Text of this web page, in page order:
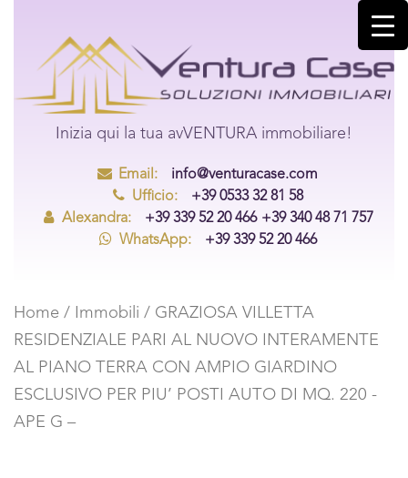
Inizia qui la tua avVENTURA immobiliare!
Email:
info@venturacase.com
Ufficio:
+39 0533 32 81 58
Alexandra:
+39 339 52 20 466 +39 340 48 71 757
WhatsApp:
+39 339 52 20 466
Home / Immobili / GRAZIOSA VILLETTA
RESIDENZIALE PARI AL NUOVO INTERAMENTE
AL PIANO TERRA CON AMPIO GIARDINO
ESCLUSIVO PER PIU’ POSTI AUTO DI MQ. 220 -
APE G –